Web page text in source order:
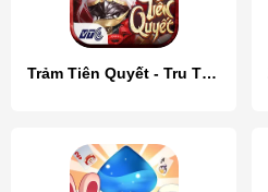
Trảm Tiên Quyết - Tru Tiên 5.0